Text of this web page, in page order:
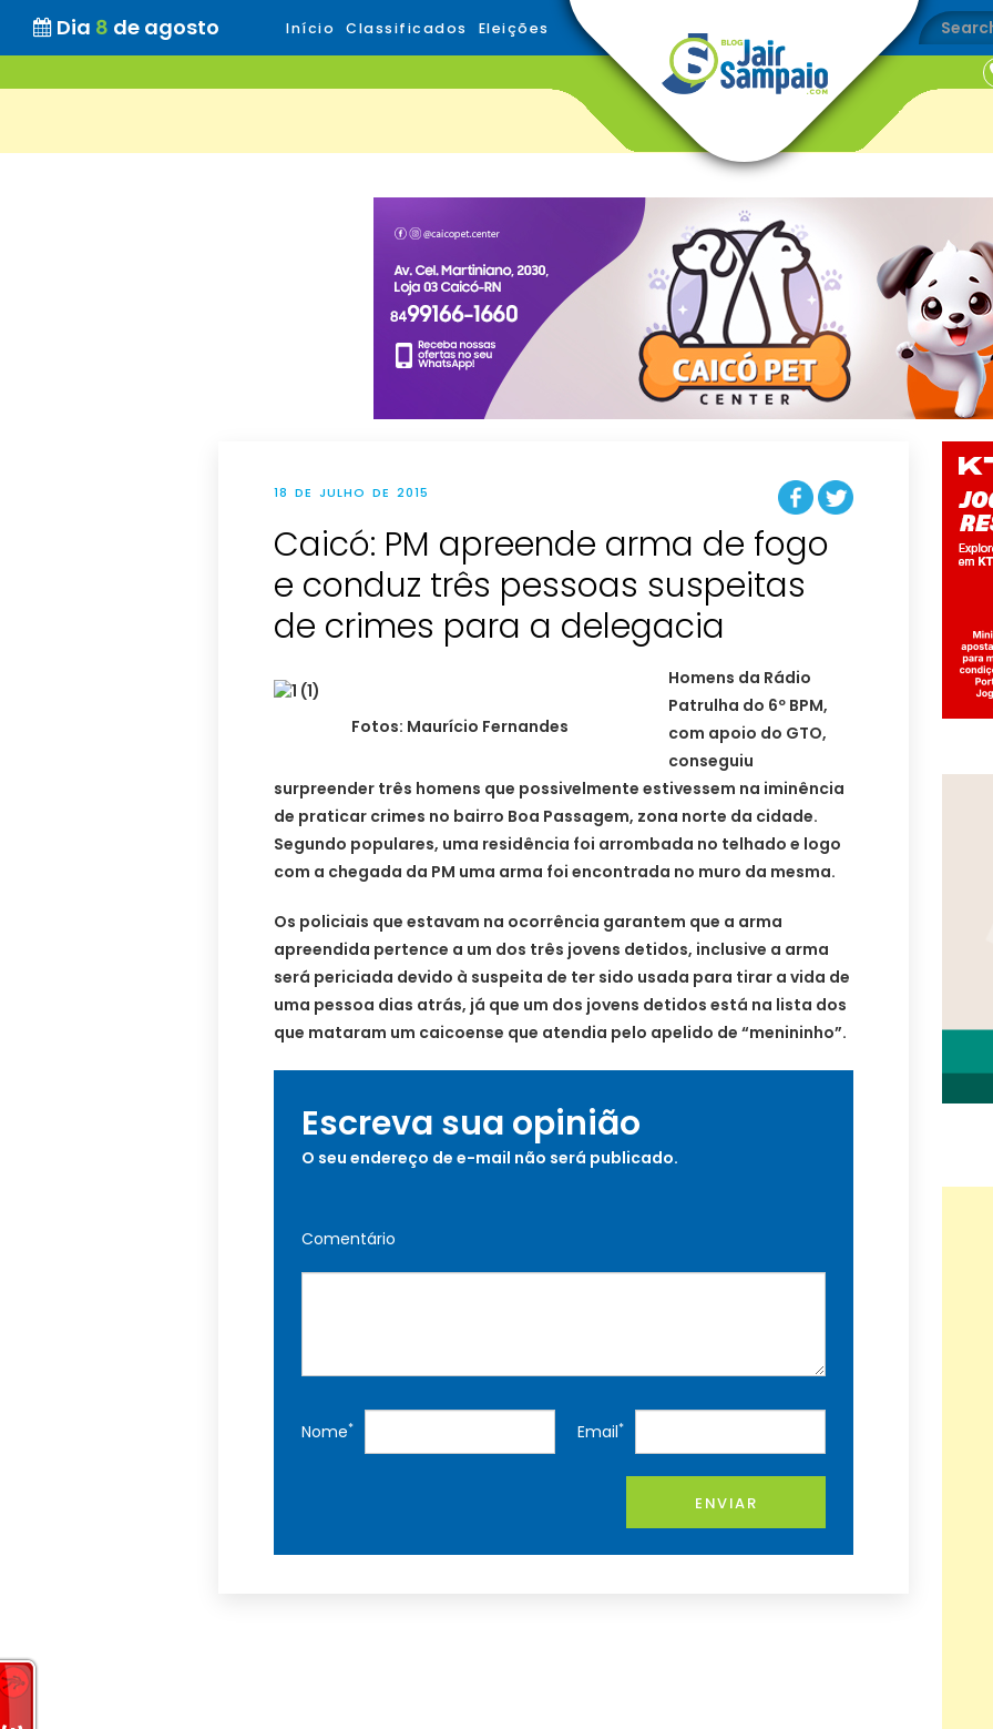
Dia 8 de agosto Início Classificados Eleições
18 DE JULHO DE 2015
Caicó: PM apreende arma de fogo
e conduz três pessoas suspeitas
de crimes para a delegacia
Fotos: Maurício Fernandes
Homens da Rádio
Patrulha do 6º BPM,
com apoio do GTO,
conseguiu
surpreender três homens que possivelmente estivessem na iminência
de praticar crimes no bairro Boa Passagem, zona norte da cidade.
Segundo populares, uma residência foi arrombada no telhado e logo
com a chegada da PM uma arma foi encontrada no muro da mesma.
Os policiais que estavam na ocorrência garantem que a arma
apreendida pertence a um dos três jovens detidos, inclusive a arma
será periciada devido à suspeita de ter sido usada para tirar a vida de
uma pessoa dias atrás, já que um dos jovens detidos está na lista dos
que mataram um caicoense que atendia pelo apelido de “menininho”.
Escreva sua opinião
O seu endereço de e-mail não será publicado.
Comentário
Nome* Email*
ENVIAR